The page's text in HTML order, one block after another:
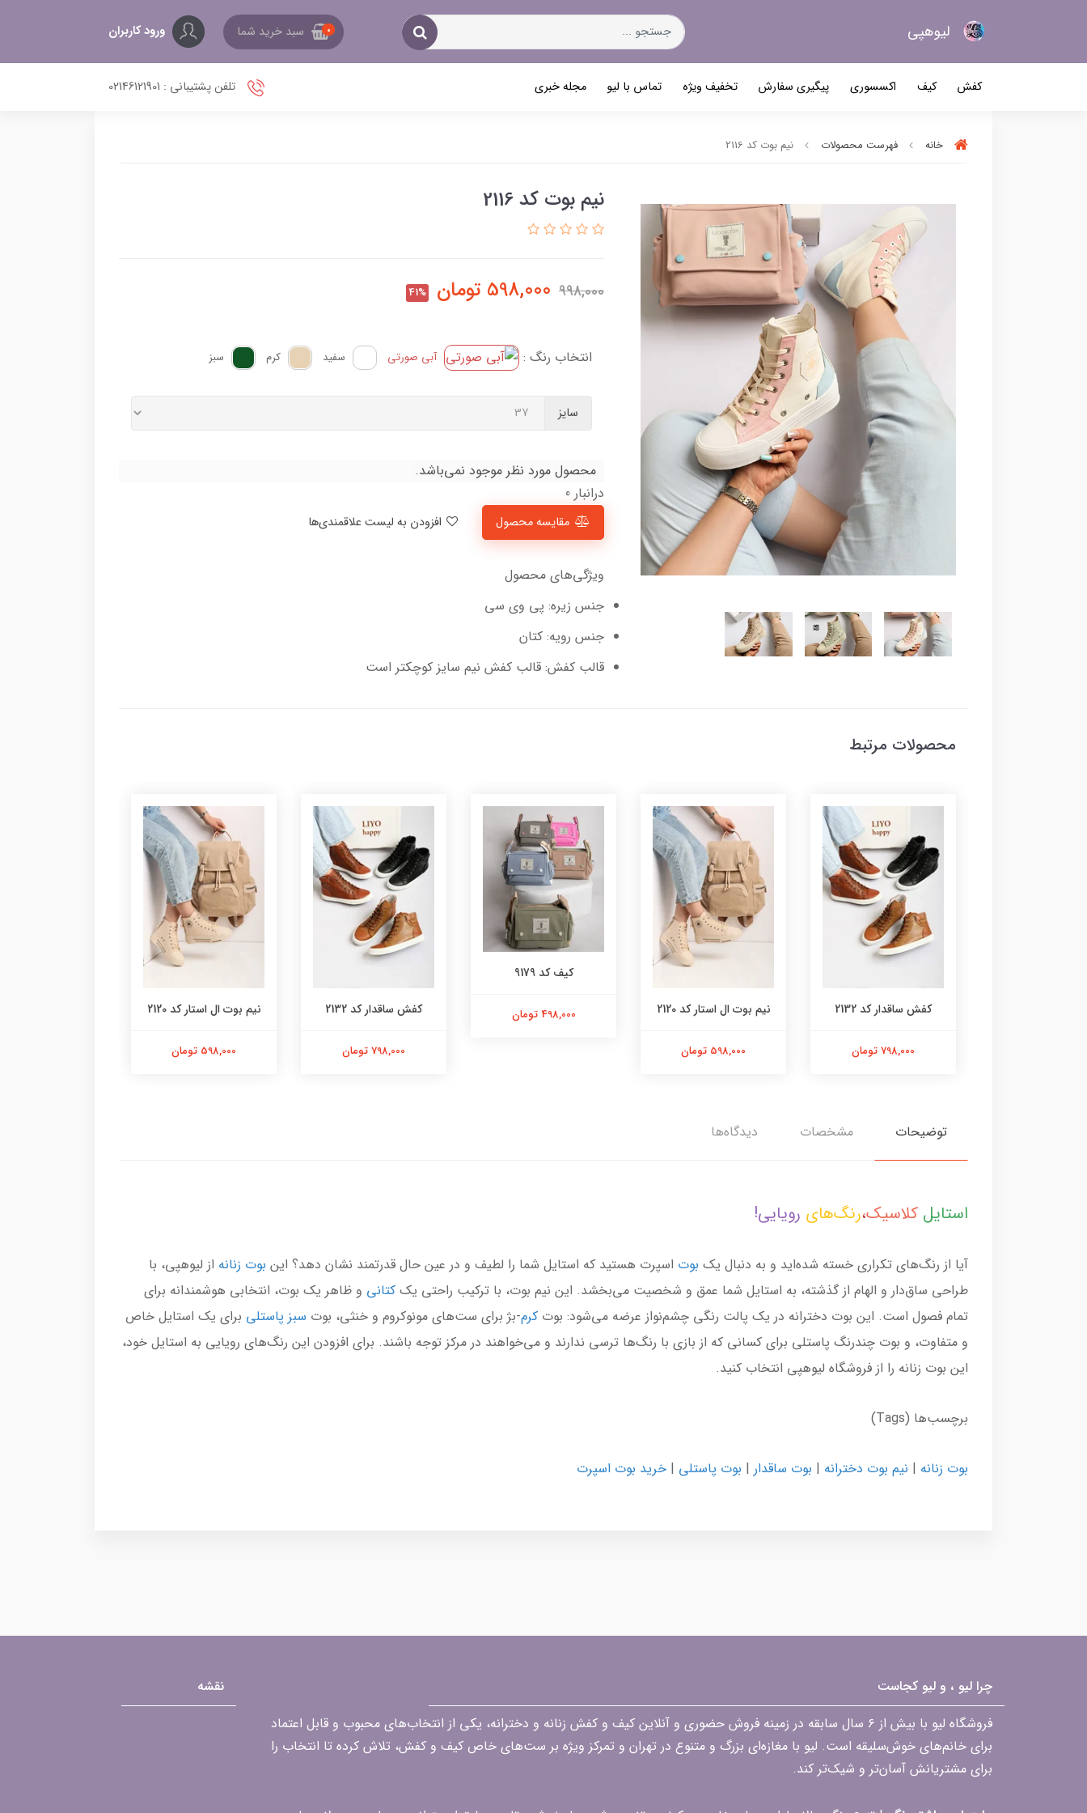
لیو‌هپی 0 سبد خرید شما ورود کاربران
کفش کیف اکسسوری پیگیری سفارش تخفیف ویژه تماس با لیو مجله خبری تلفن پشتیبانی : 02146121901
خانه فهرست محصولات نیم بوت کد 2116
نیم بوت کد 2116
998,000
598,000 تومان 41%
انتخاب رنگ : آبی صورتی سفید کرم سبز
سایز
محصول مورد نظر موجود نمی‌باشد.
درانبار 0
مقایسه محصول
ویژگی‌های محصول
جنس زیره: پی وی سی
جنس رویه: کتان
قالب کفش: قالب کفش نیم سایز کوچکتر است
محصولات مرتبط
کفش ساقدار کد 2132
798,000 تومان
نیم بوت ال استار کد 2120
598,000 تومان
کیف کد 9179
498,000 تومان کفش ساقدار کد 2132
798,000 تومان
نیم بوت ال استار کد 2120
598,000 تومان
توضیحات مشخصات دیدگاه‌ها
استایل کلاسیک،رنگ‌های رویایی!
آیا از رنگ‌های تکراری خسته شده‌اید و به دنبال یک بوت اسپرت هستید که استایل شما را لطیف و در عین حال قدرتمند نشان دهد؟ این بوت زنانه از لیوهپی، با
طراحی ساق‌دار و الهام از گذشته، به استایل شما عمق و شخصیت می‌بخشد. این نیم بوت، با ترکیب راحتی یک کتانی و ظاهر یک بوت، انتخابی هوشمندانه برای
تمام فصول است. این بوت دخترانه در یک پالت رنگی چشم‌نواز عرضه می‌شود: بوت کرم-بژ برای ست‌های مونوکروم و خنثی، بوت سبز پاستلی برای یک استایل خاص
و متفاوت، و بوت چندرنگ پاستلی برای کسانی که از بازی با رنگ‌ها ترسی ندارند و می‌خواهند در مرکز توجه باشند. برای افزودن این رنگ‌های رویایی به استایل خود،
این بوت زنانه را از فروشگاه لیوهپی انتخاب کنید.
برچسب‌ها (Tags)
بوت زنانه | نیم بوت دخترانه | بوت ساقدار | بوت پاستلی | خرید بوت اسپرت
چرا لیو ، و لیو کجاست
فروشگاه لیو با بیش از ۶ سال سابقه در زمینه فروش حضوری و آنلاین کیف و کفش زنانه و دخترانه، یکی از انتخاب‌های محبوب و قابل اعتماد
برای خانم‌های خوش‌سلیقه است. لیو با مغازه‌ای بزرگ و متنوع در تهران و تمرکز ویژه بر ست‌های خاص کیف و کفش، تلاش کرده تا انتخاب را
برای مشتریانش آسان‌تر و شیک‌تر کند.
نقشه